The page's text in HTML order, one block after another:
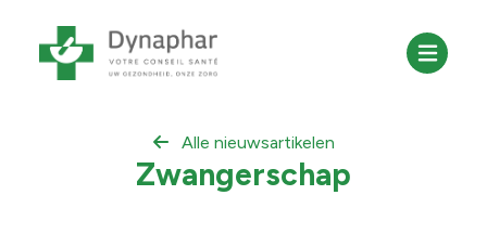
Alle nieuwsartikelen
Zwangerschap